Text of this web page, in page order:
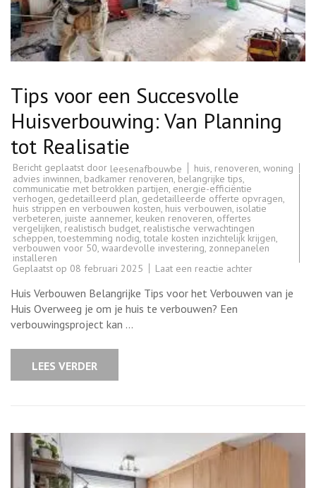
Tips voor een Succesvolle
Huisverbouwing: Van Planning
tot Realisatie
Bericht geplaatst door leesenafbouwbe huis, renoveren, woning
advies inwinnen, badkamer renoveren, belangrijke tips,
communicatie met betrokken partijen, energie-efficiëntie
verhogen, gedetailleerd plan, gedetailleerde offerte opvragen,
huis strippen en verbouwen kosten, huis verbouwen, isolatie
verbeteren, juiste aannemer, keuken renoveren, offertes
vergelijken, realistisch budget, realistische verwachtingen
scheppen,toestemming nodig,totale kosten inzichtelijk krijgen,
verbouwen voor 50, waardevolle investering, zonnepanelen
installeren
Geplaatst op 08 februari 2025 Laat een reactie achterop
een
Huis Verbouwen Belangrijke Tips voor het Verbouwen van je
Huis Overweeg je om je huis te verbouwen? Een
verbouwingsproject kan …
LEES VERDER